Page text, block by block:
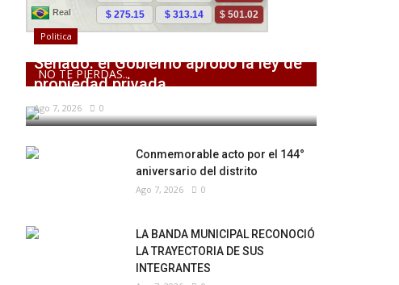
NO TE PIERDAS...
Politica
Senado: el Gobierno aprobó la ley de
propiedad privada,...
Ago 7, 2026 0
Conmemorable acto por el 144°
aniversario del distrito
Ago 7, 2026 0
LA BANDA MUNICIPAL RECONOCIÓ
LA TRAYECTORIA DE SUS
INTEGRANTES